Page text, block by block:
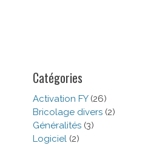
Catégories
Activation FY(26)
Bricolage divers (2)
Généralités (3)
Logiciel (2)